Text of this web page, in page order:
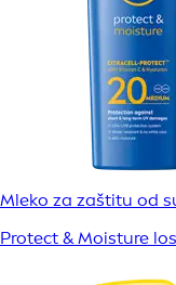
Mleko za zaštitu od
Protect & Moisture